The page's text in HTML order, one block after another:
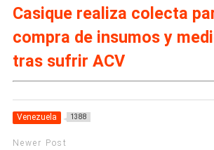
Casique realiza colecta
compra de insumos y
tras sufrir ACV
Venezuela 1388
Newer Post